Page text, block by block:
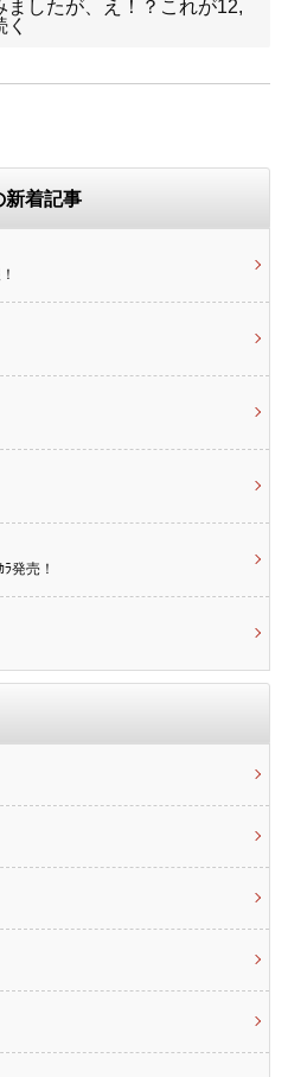
ましたが、え！？これが12,
新着記事
発売！